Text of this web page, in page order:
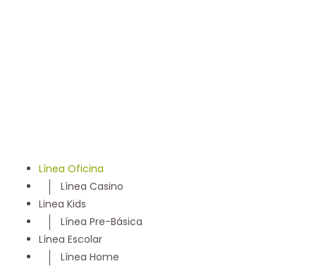
Línea Oficina
Línea Casino
Linea Kids
Línea Pre-Básica
Línea Escolar
Línea Home